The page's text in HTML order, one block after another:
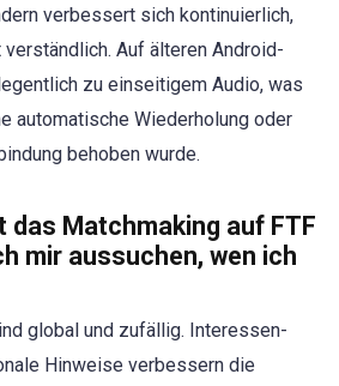
verbessert sich kontinuierlich,
Auf älteren Android-
zu einseitigem Audio, was
automatische Wiederholung oder
behoben wurde.
Matchmaking auf FTF
mir aussuchen, wen ich
global und zufällig. Interessen-
Hinweise verbessern die